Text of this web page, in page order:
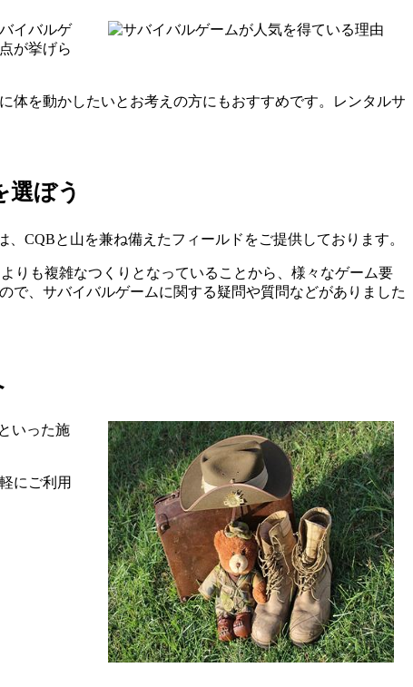
イバルゲ
が挙げら
体を動かしたいとお考えの方にもおすすめです。レンタルサ
選ぼう
、 CQBと山を兼ね備えたフィールドをご提供しております。
りも複雑なつくりとなっていることから、様々なゲーム要
で、サバイバルゲームに関する疑問や質問などがありました
いった施
にご利用